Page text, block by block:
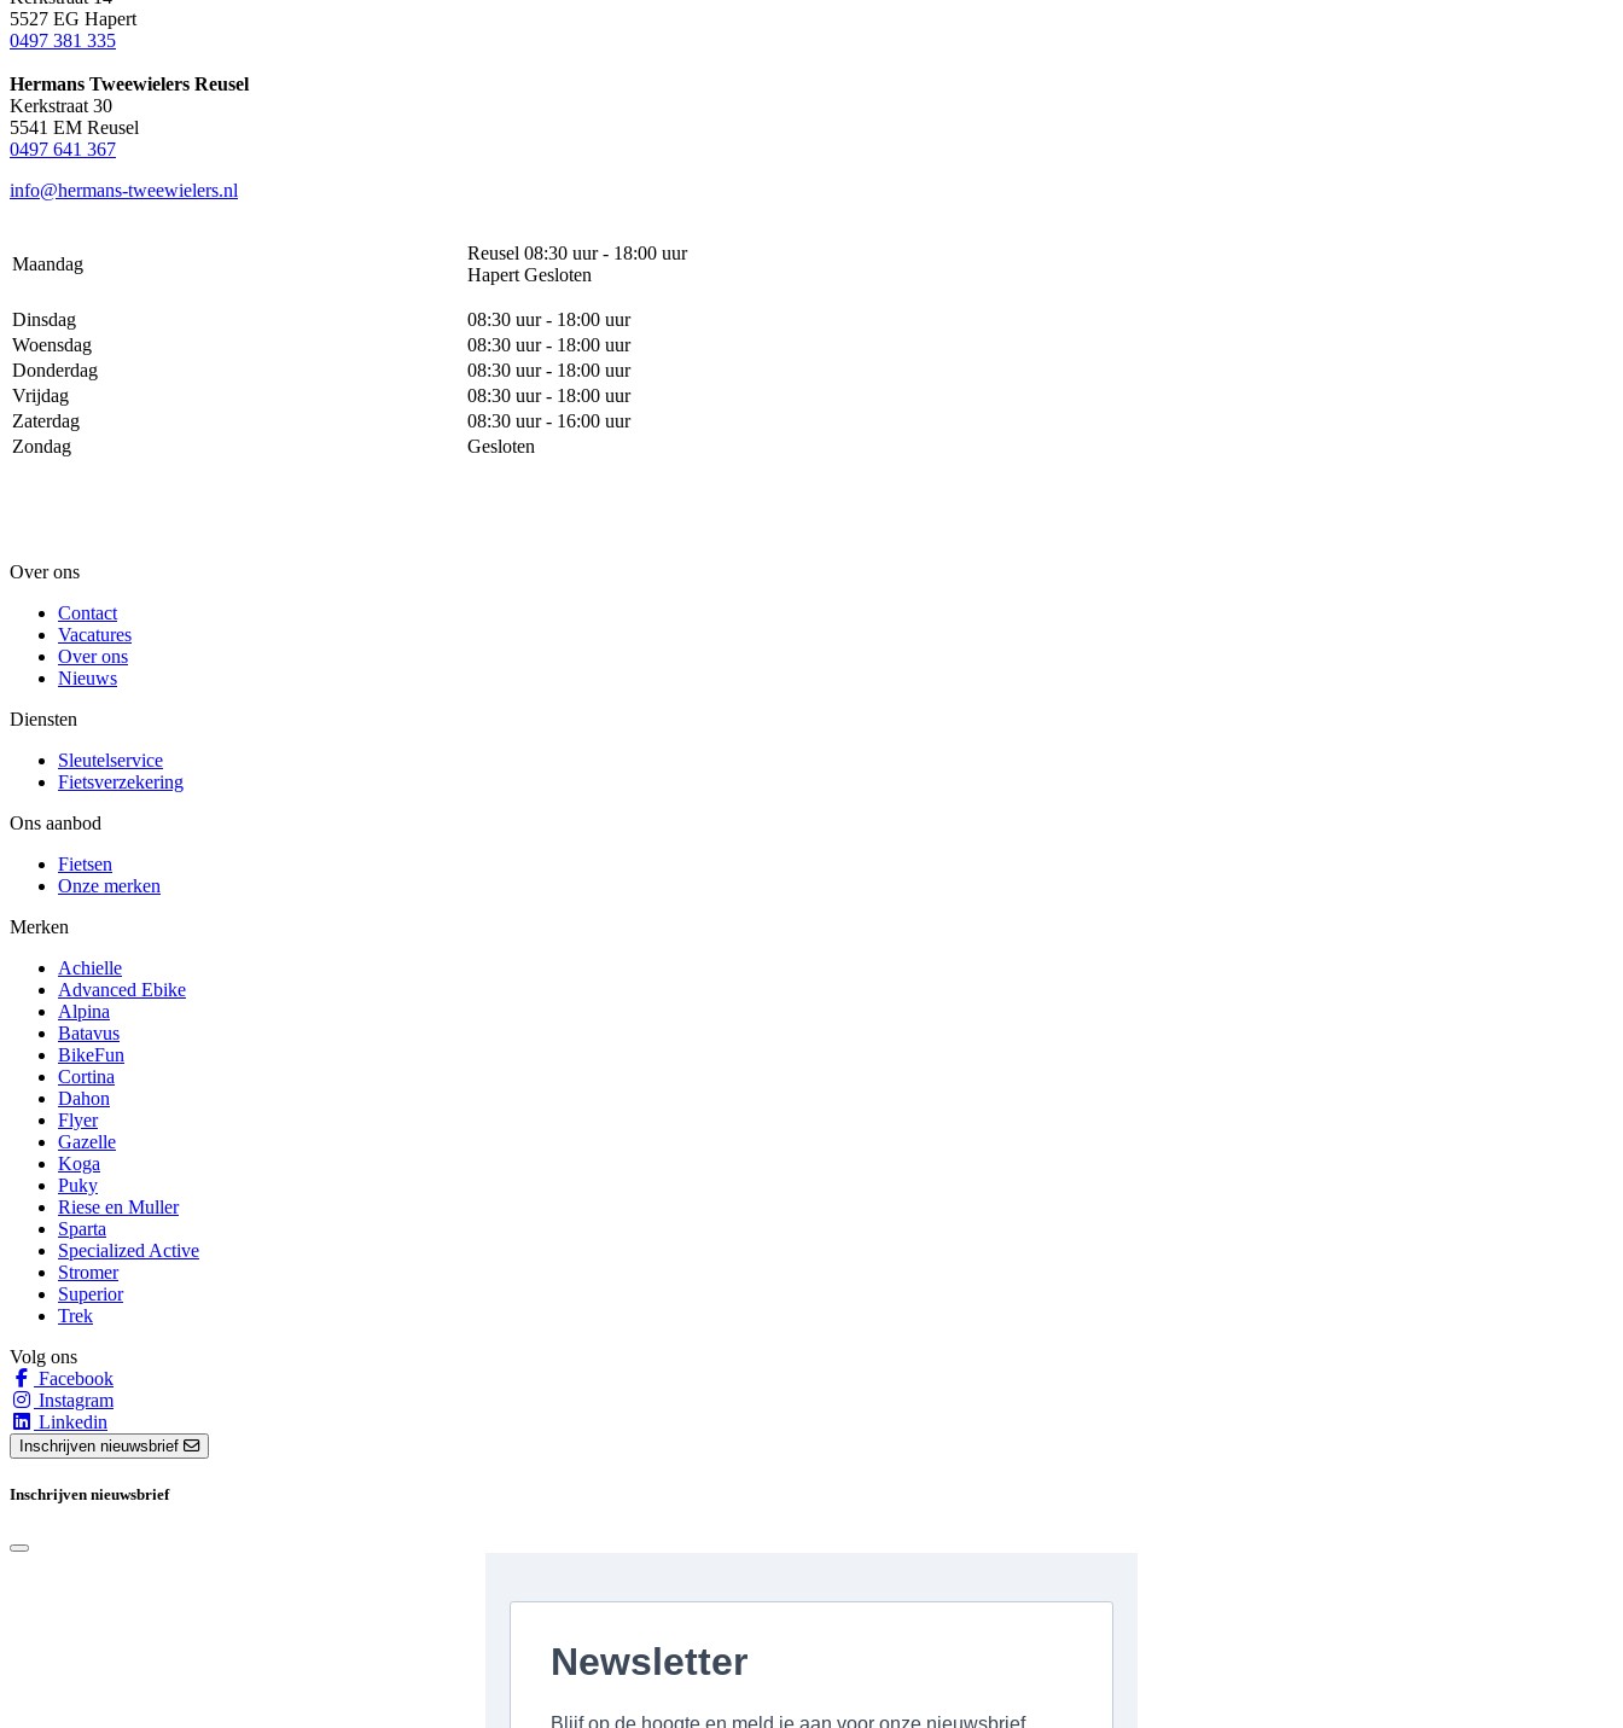
5527 EG Hapert
0497 381 335
Hermans Tweewielers Reusel
Kerkstraat 30
5541 EM Reusel
0497 641 367
info@hermans-tweewielers.nl
Maandag
Reusel 08:30 uur - 18:00 uur
Hapert Gesloten
Dinsdag
08:30 uur - 18:00 uur
Woensdag
08:30 uur - 18:00 uur
Donderdag
08:30 uur - 18:00 uur
Vrijdag
08:30 uur - 18:00 uur
Zaterdag
08:30 uur - 16:00 uur
Zondag
Gesloten
Over ons
Contact
Vacatures
Over ons
Nieuws
Diensten
Sleutelservice
Fietsverzekering
Ons aanbod
Fietsen
Onze merken
Merken
Achielle
Advanced Ebike
Alpina
Batavus
BikeFun
Cortina
Dahon
Flyer
Gazelle
Koga
Puky
Riese en Muller
Sparta
Specialized Active
Stromer
Superior
Trek
Volg ons
Facebook
Instagram
Linkedin
Inschrijven nieuwsbrief
Inschrijven nieuwsbrief